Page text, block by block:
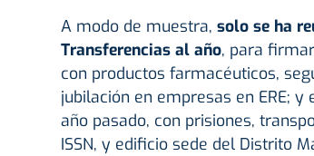
A modo de muestra, solo se ha
Transferencias al año, para
con productos farmacéuticos,
jubilación en empresas en ERE;
año pasado, con prisiones,
ISSN, y edificio sede del Distrito